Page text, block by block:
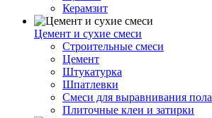
Керамзит
Цемент и сухие смеси
Строительные смеси
Цемент
Штукатурка
Шпатлевки
Смеси для выравнивания пола
Плиточные клеи и затирки